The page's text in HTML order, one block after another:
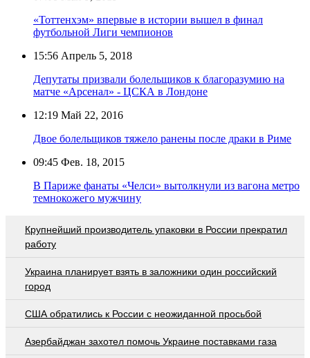
«Тоттенхэм» впервые в истории вышел в финал
футбольной Лиги чемпионов
15:56 Апрель 5, 2018
Депутаты призвали болельщиков к благоразумию на
матче «Арсенал» - ЦСКА в Лондоне
12:19 Май 22, 2016
Двое болельщиков тяжело ранены после драки в Риме
09:45 Фев. 18, 2015
В Париже фанаты «Челси» вытолкнули из вагона метро
темнокожего мужчину
Крупнейший производитель упаковки в России прекратил
работу
Украина планирует взять в заложники один российский
город
США обратились к России с неожиданной просьбой
Азербайджан захотел помочь Украине поставками газа